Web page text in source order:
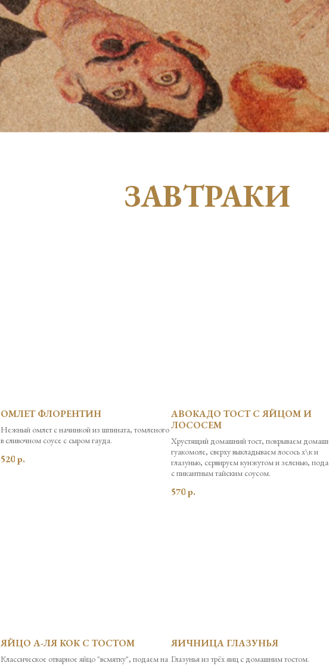
ЗАВТРАКИ
ОМЛЕТ ФЛОРЕНТИН
Нежный омлет с начинкой из шпината, томленого
в сливочном соусе с сыром гауда.
520р.
АВОКАДО ТОСТ С ЯЙЦОМ И
ЛОСОСЕМ
Хрустящий домашний тост, покрываем
гуакомоле, сверху выкладываем лосось х\к и
глазунью, сервируем кунжутом и зеленью,
с пикантным тайским соусом.
570р.
ЯЙЦО А-ЛЯ КОК С ТОСТОМ
Классическое отварное яйцо "всмятку", подаем на
ЯИЧНИЦА ГЛАЗУНЬЯ
Глазунья из трёх яиц с домашним тостом.